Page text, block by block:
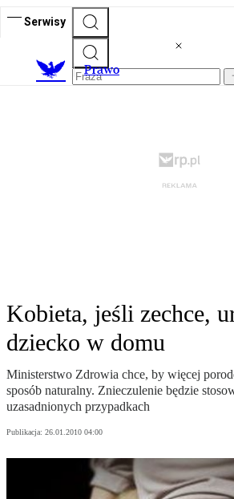
Serwisy
Prawo
Kobieta, jeśli zechce,
dziecko w domu
Ministerstwo Zdrowia chce, by więcej
sposób naturalny. Znieczulenie będzie
uzasadnionych przypadkach
Publikacja: 26.01.2010 04:00